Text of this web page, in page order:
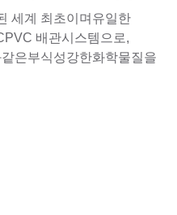
세계 최초이며유일한
배관시스템으로,
은부식성강한화학물질을